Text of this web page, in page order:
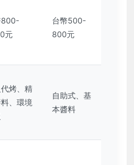
800-
元
台幣500-
800元
烤、精
、環境
自助式、基
本醬料